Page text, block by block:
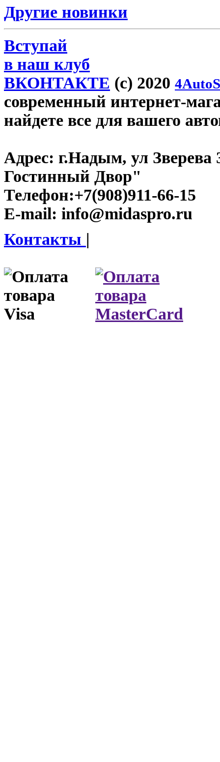
Другие новинки
Вступай
в наш клуб
ВКОНТАКТЕ (c) 2020
современный интернет-
найдете все для вашего
Адрес: г.Надым, ул
Гостинный Двор"
Телефон:+7(908)911-66-15
E-mail: info@midaspro.ru
Контакты |